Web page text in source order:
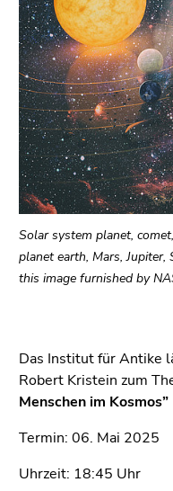
Sie diesen
Link.
Zum
Inhalt
(Zugriffstaste
1)
Zur
Positionsanzeige
(Zugriffstaste
2)
Zur
Hauptnavigation
den
Zusatzinformationen
(Zugriffstaste
5)
den
Solar system planet,
planet earth, Mars,
this image furnished by
Das Institut für Antike
Robert Kristein zum
Menschen im Kosmos”
Termin: 06. Mai 2025
Uhrzeit: 18:45 Uhr